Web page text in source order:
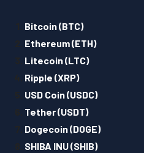
Bitcoin (BTC)
Ethereum (ETH)
Litecoin (LTC)
Ripple (XRP)
USD Coin (USDC)
Tether (USDT)
Dogecoin (DOGE)
SHIBA INU (SHIB)